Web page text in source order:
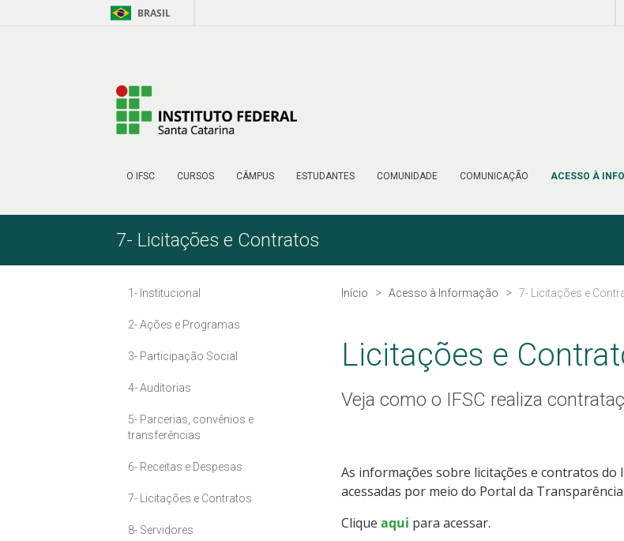
Pular para o Conteúdo BRASIL
O IFSC CURSOS CÂMPUS ESTUDANTES COMUNIDADE COMUNICAÇÃO ACESSO À
7- Licitações e Contratos
1- Institucional
2- Ações e Programas
3- Participação Social
4- Auditorias
5- Parcerias, convênios e
transferências
6- Receitas e Despesas
7- Licitações e Contratos
8- Servidores
Início Acesso à Informação 7- Licitações e
Licitações e
Veja como o IFSC realiza
As informações sobre licitações e contratos do
acessadas por meio do Portal da
Clique aqui para acessar.